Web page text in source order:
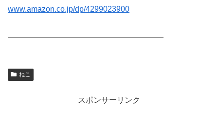
www.amazon.co.jp/dp/4299023900
————————————————————
ねこ
スポンサーリンク